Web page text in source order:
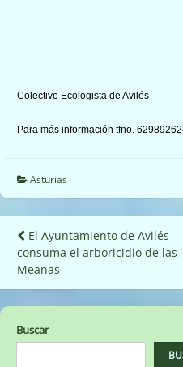
Colectivo Ecologista de Avilés
Para más información tfno.
Asturias
Navegación
de
entradas
El Ayuntamiento de Avilés
consuma el arboricidio de las
Buscar